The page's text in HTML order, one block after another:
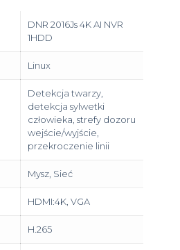
DNR 2016Js 4K AI NVR
1HDD
Linux
Detekcja twarzy,
detekcja sylwetki
człowieka, strefy dozoru
wejście/wyjście,
przekroczenie linii
Mysz, Sieć
HDMI:4K, VGA
H.265